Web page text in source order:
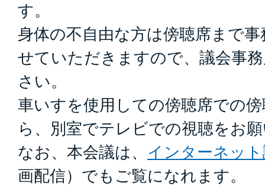
す。
身体の不自由な方は傍聴席まで
せていただきますので、議会事
さい。
車いすを使用しての傍聴席での
ら、別室でテレビでの視聴をお
なお、本会議は、 インターネッ
画配信）でもご覧になれます。